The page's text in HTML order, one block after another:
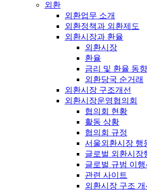
외환
외환업무 소개
외환정책과 외환제도
외환시장과 환율
외환시장
환율
금리 및 환율 동향
외환당국 순거래
외환시장 구조개선
외환시장운영협의회
협의회 현황
활동 상황
협의회 규정
서울외환시장 행
글로벌 외환시장
글로벌 규범 이행
관련 사이트
외환시장 구조 개